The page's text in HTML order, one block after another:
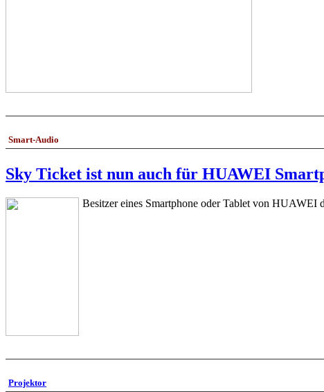
Smart-Audio
Sky Ticket ist nun auch für HUAWEI
Besitzer eines Smartphone oder Tablet von
Projektor